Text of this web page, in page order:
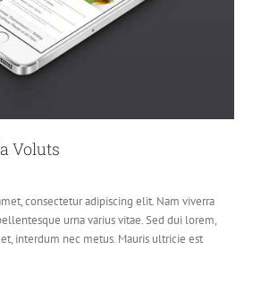
Voluts
consectetur adipiscing elit. Nam viverra
urna varius vitae. Sed dui lorem,
interdum nec metus. Mauris ultricie est